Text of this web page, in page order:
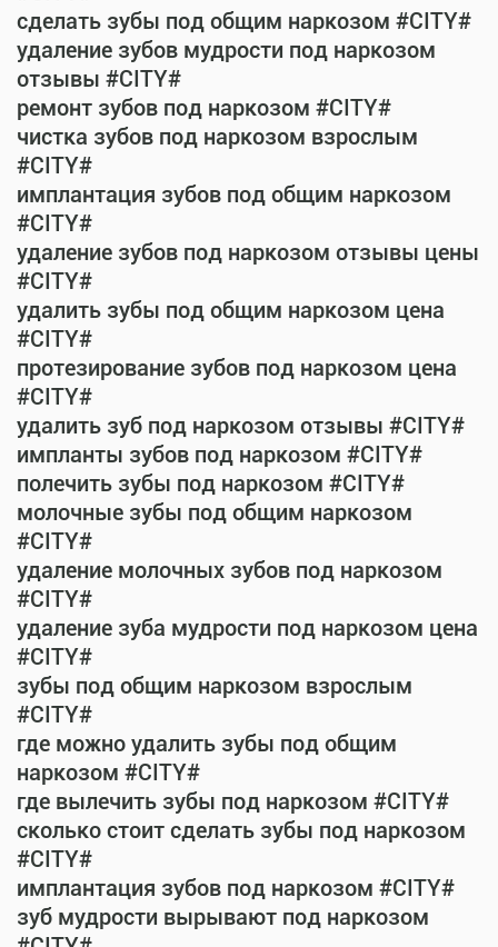
сделать зубы под общим наркозом #CITY#
удаление зубов мудрости под наркозом
отзывы #CITY#
ремонт зубов под наркозом #CITY#
чистка зубов под наркозом взрослым
#CITY#
имплантация зубов под общим наркозом
#CITY#
удаление зубов под наркозом отзывы цены
#CITY#
удалить зубы под общим наркозом цена
#CITY#
протезирование зубов под наркозом цена
#CITY#
удалить зуб под наркозом отзывы #CITY#
импланты зубов под наркозом #CITY#
полечить зубы под наркозом #CITY#
молочные зубы под общим наркозом
#CITY#
удаление молочных зубов под наркозом
#CITY#
удаление зуба мудрости под наркозом цена
#CITY#
зубы под общим наркозом взрослым
#CITY#
где можно удалить зубы под общим
наркозом #CITY#
где вылечить зубы под наркозом #CITY#
сколько стоит сделать зубы под наркозом
#CITY#
имплантация зубов под наркозом #CITY#
зуб мудрости вырывают под наркозом